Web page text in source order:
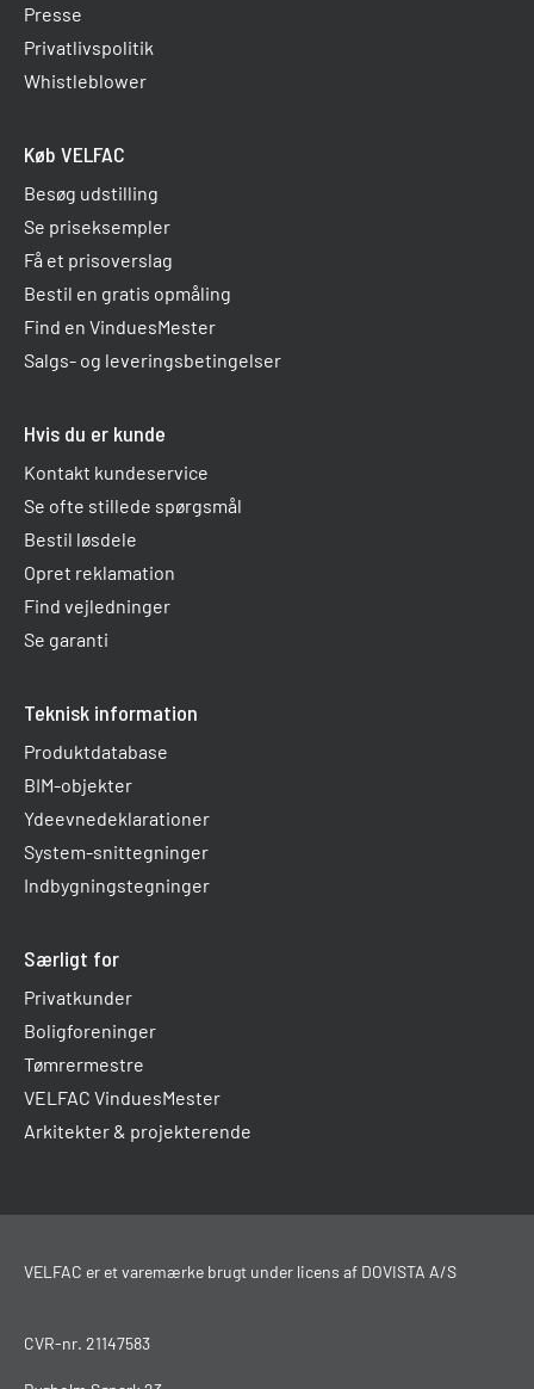
Presse
Privatlivspolitik
Whistleblower
Køb VELFAC
Besøg udstilling
Se priseksempler
Få et prisoverslag
Bestil en gratis opmåling
Find en VinduesMester
Salgs- og leveringsbetingelser
Hvis du er kunde
Kontakt kundeservice
Se ofte stillede spørgsmål
Bestil løsdele
Opret reklamation
Find vejledninger
Se garanti
Teknisk information
Produktdatabase
BIM-objekter
Ydeevnedeklarationer
System-snittegninger
Indbygningstegninger
Særligt for
Privatkunder
Boligforeninger
Tømrermestre
VELFAC VinduesMester
Arkitekter & projekterende
VELFAC er et varemærke brugt under licens af DOVISTA A/S
CVR-nr. 21147583